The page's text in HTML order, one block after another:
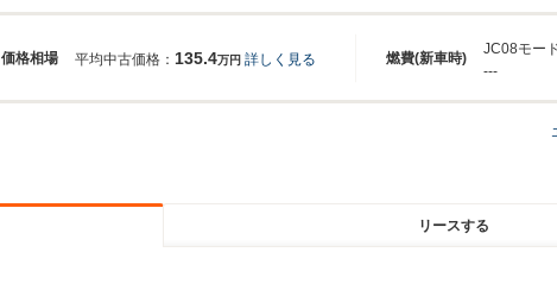
価格相場 燃費(新車時)
平均中古価格： 135.4万円 詳しく見る
JC08モー
---
リースする